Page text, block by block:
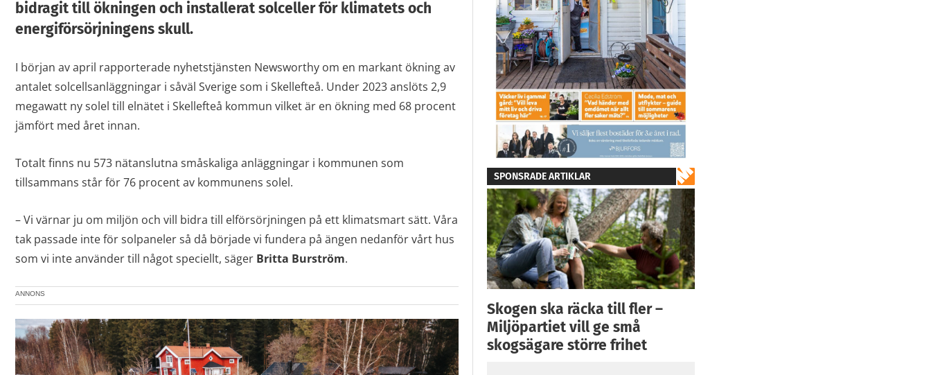
bidragit till ökningen och installerat solceller för klimatets och
energiförsörjningens skull.
I början av april rapporterade nyhetstjänsten Newsworthy om en markant ökning av
antalet solcellsanläggningar i såväl Sverige som i Skellefteå. Under 2023 anslöts 2,9
megawatt ny solel till elnätet i Skellefteå kommun vilket är en ökning med 68 procent
jämfört med året innan.
Totalt finns nu 573 nätanslutna småskaliga anläggningar i kommunen som
tillsammans står för 76 procent av kommunens solel.
– Vi värnar ju om miljön och vill bidra till elförsörjningen på ett klimatsmart sätt. Våra
tak passade inte för solpaneler så då började vi fundera på ängen nedanför vårt hus
som vi inte använder till något speciellt, säger Britta Burström.
ANNONS
SPONSRADE ARTIKLAR
Skogen ska räcka till fler –
Miljöpartiet vill ge små
skogsägare större frihet